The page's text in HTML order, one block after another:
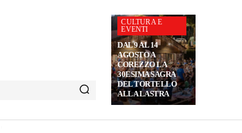
CULTURA E
EVENTI
DAL 9 AL 14
AGOSTO A
COREZZO LA
30ESIMA SAGRA
DEL TORTELLO
ALLA LASTRA